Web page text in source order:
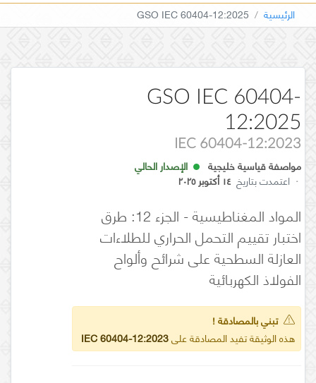
الرئيسية GSO IEC 60404-12:2025
GSO IEC 60404-
12:2025
IEC 60404-12:2023
مواصفة قياسية خليجية
الإصدار الحالي
· اعتمدت بتاريخ ١٤ أكتوبر ٢٠٢٥
المواد المغناطيسية - الجزء 12: طرق
اختبار تقييم التحمل الحراري للطلاءات
العازلة السطحية على شرائح وألواح
الفولاذ الكهربائية
تبني بالمصادقة !
هذه الوثيقة تفيد المصادقة علىIEC 60404-12:2023